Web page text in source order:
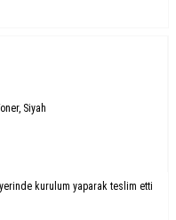
Siyah
kurulum yaparak teslim etti